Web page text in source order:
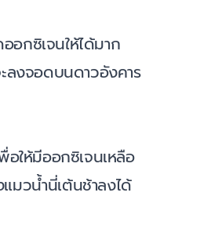
กซิเจนให้ได้มาก
งจอดบนดาวอังคาร
อให้มีออกซิเจนเหลือ
มวน้ำนี่เต้นช้าลงได้